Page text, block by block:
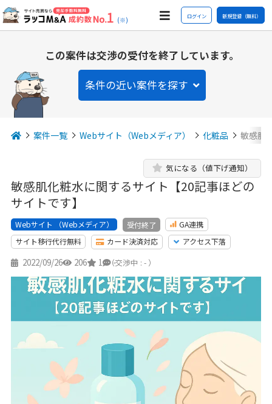
(※) ログイン 新規登録（無料）
この案件は交渉の受付を終了しています。
条件の近い案件を探す
案件一覧 Webサイト（Webメディア） 化粧品 敏感肌
敏感肌化粧水に関するサイト【20記事ほどの
サイトです】
気になる（値下げ通知）
Webサイト （Webメディア） 受付終了
GA連携
サイト移行代行無料
カード決済対応 アクセス下落
2022/09/26 206 1 -
（交渉中 : - ）